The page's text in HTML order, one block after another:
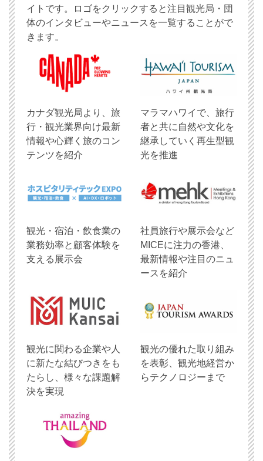
イトです。ロゴをクリックすると注目観光局・団
体のインタビューやニュースを一覧することがで
きます。
​カナダ観光局より、旅
行・観光業界向け最新
情報や心輝く旅のコン
テンツを紹介
マラマハワイで、旅行
者と共に自然や文化を
継承していく再生型観
光を推進
観光・宿泊・飲食業の
業務効率と顧客体験を
支える展示会
社員旅行や展示会など
MICEに注力の香港、
最新情報や注目のニュ
ースを紹介
観光に関わる企業や人
に新たな結びつきをも
たらし、様々な課題解
決を実現
観光の優れた取り組み
を表彰、観光地経営か
らテクノロジーまで